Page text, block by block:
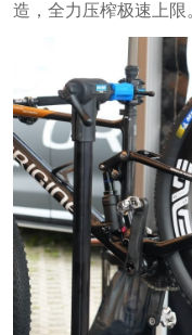
造，全力压榨极速上限